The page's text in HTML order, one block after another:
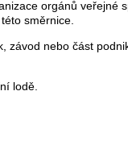
orgánů veřejné
směrnice.
závod nebo část
lodě.